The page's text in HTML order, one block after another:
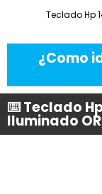
Teclado Hp
¿Como
⌨️ Teclado
Iluminado